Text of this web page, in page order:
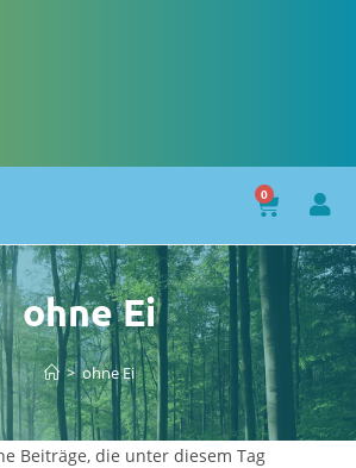
0
ohne Ei
> ohne Ei
Beiträge, die unter diesem Tag